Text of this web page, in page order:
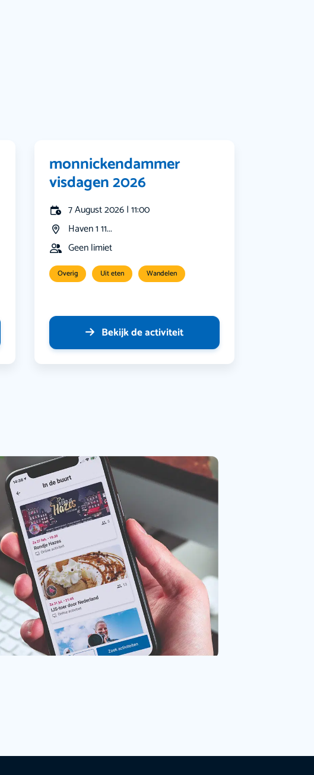
monnickendammer
visdagen 2026
7 August 2026 | 11:00
Haven 1 11...
Geen limiet
Overig Uit eten Wandelen
Bekijk de activiteit